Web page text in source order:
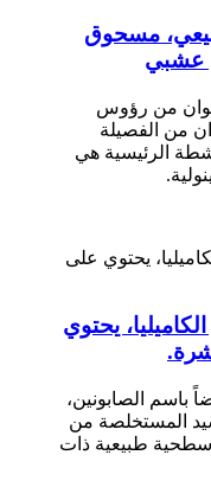
مسحوق
عشبي
من رؤوس
من الفصيلة
الرئيسية هي
يحتوي
باسم الصابونين،
المستخلصة من
سطحية طبيعية ذات